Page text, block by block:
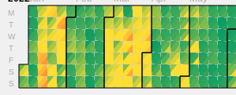
M
T
W
T
F
S
S